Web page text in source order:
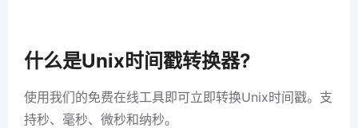
什么是Unix时间戳转换器?
使用我们的免费在线工具即可立即转换Unix时间戳。支
持秒、毫秒、微秒和纳秒。